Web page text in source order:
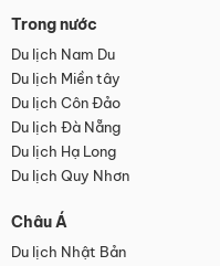
Trong nước
Du lịch Nam Du
Du lịch Miền tây
Du lịch Côn Đảo
Du lịch Đà Nẵng
Du lịch Hạ Long
Du lịch Quy Nhơn
Châu Á
Du lịch Nhật Bản